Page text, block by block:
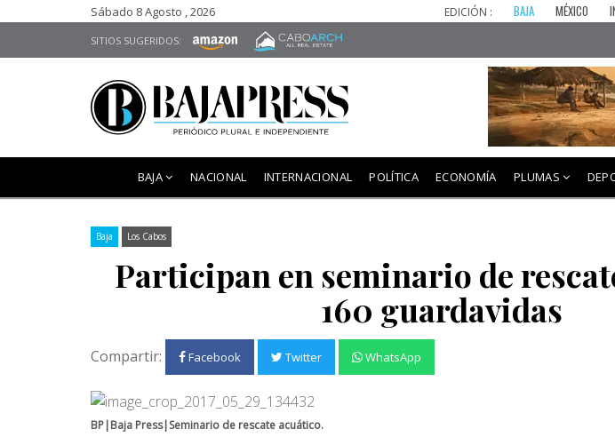
Sábado 8 Agosto , 2026 EDICIÓN : BAJA MÉXICO
SITIOS SUGERIDOS:
BAJA NACIONAL INTERNACIONAL POLÍTICA ECONOMÍA PLUMAS
Baja Los Cabos
Participan en seminario de
160 guardavidas
Compartir: Facebook Twitter WhatsApp
BP|Baja Press|Seminario de rescate acuático.